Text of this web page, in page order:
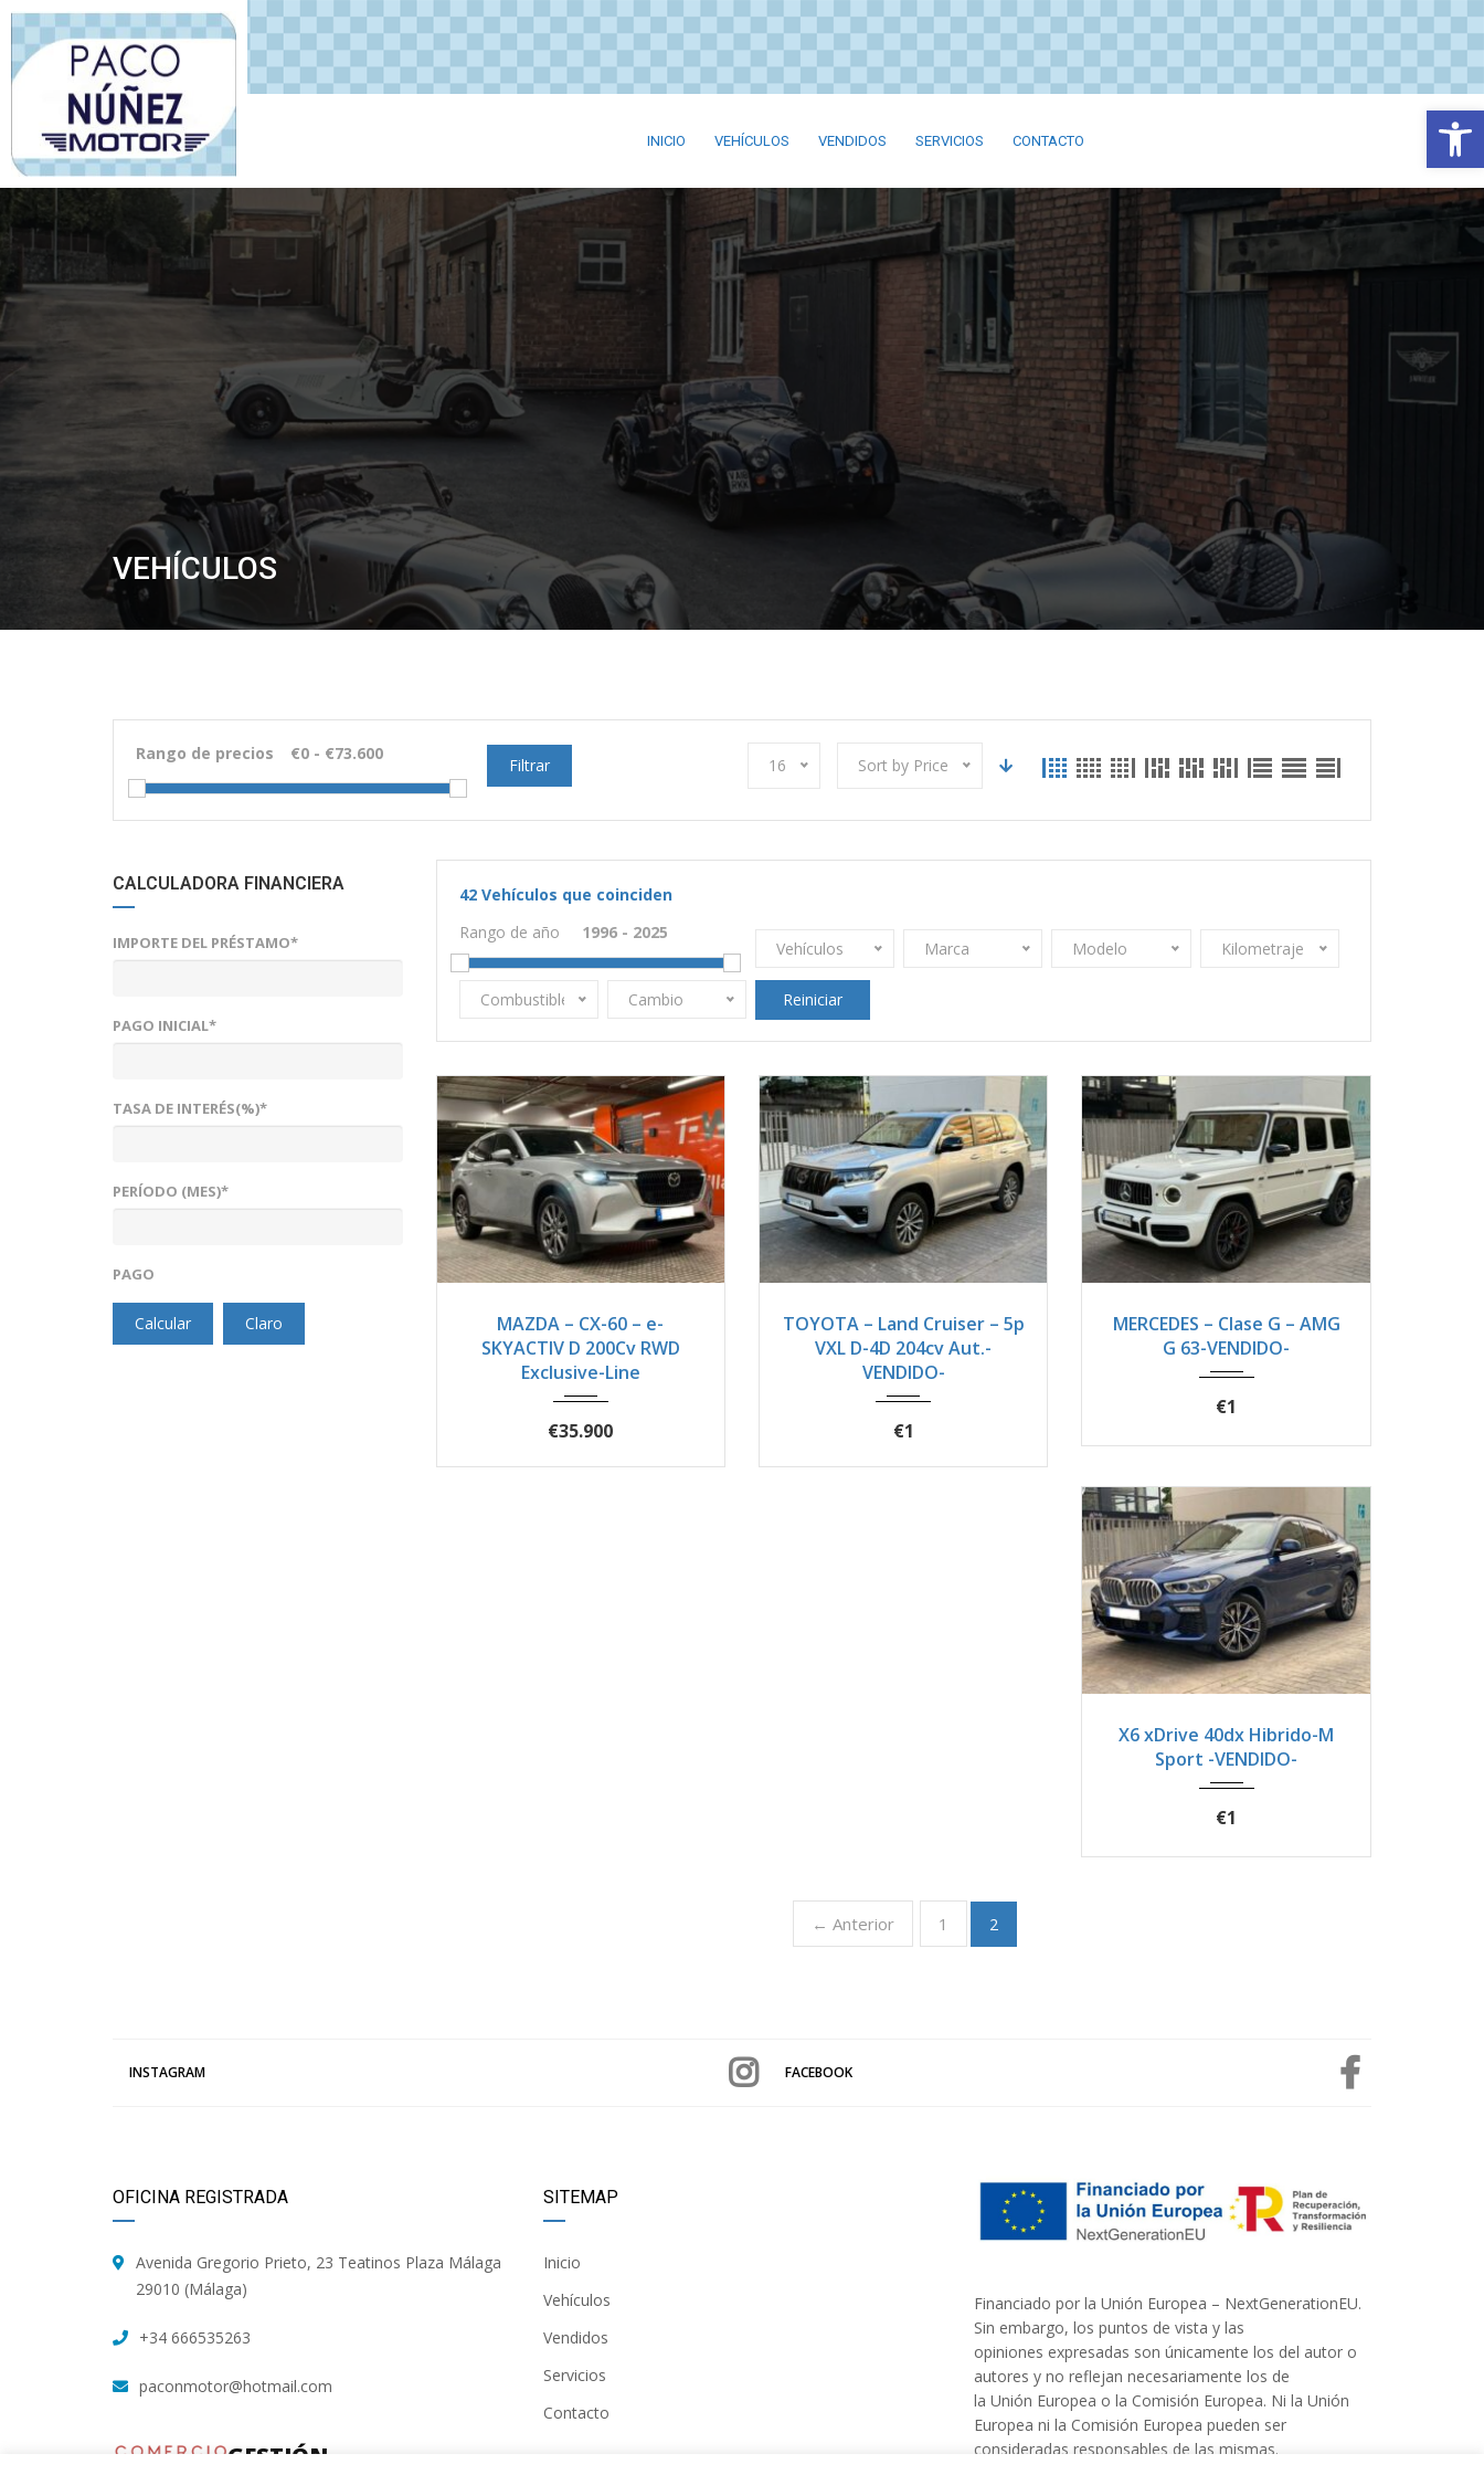
INICIO VEHÍCULOS VENDIDOS SERVICIOS CONTACTO
VEHÍCULOS
Rango de precios
Filtrar 16 Sort by Price
CALCULADORA FINANCIERA
IMPORTE DEL PRÉSTAMO*
PAGO INICIAL*
TASA DE INTERÉS(%)*
PERÍODO (MES)*
PAGO
Calcular Claro
42 Vehículos que coinciden
Rango de año
Vehículos Marca Modelo Kilometraje
Combustible Cambio Reiniciar
MAZDA – CX-60 – e-
SKYACTIV D 200Cv RWD
Exclusive-Line
€35.900
TOYOTA – Land Cruiser – 5p
VXL D-4D 204cv Aut.-
VENDIDO-
€1
MERCEDES – Clase G – AMG
G 63-VENDIDO-
€1
X6 xDrive 40dx Hibrido-M
Sport -VENDIDO-
€1
← Anterior 1 2
INSTAGRAM FACEBOOK
OFICINA REGISTRADA
Avenida Gregorio Prieto, 23 Teatinos Plaza Málaga
29010 (Málaga)
+34 666535263
paconmotor@hotmail.com
GESTIÓN
SITEMAP
Inicio
Vehículos
Vendidos
Servicios
Contacto
Financiado por la Unión Europea – NextGenerationEU.
Sin embargo, los puntos de vista y las
opiniones expresadas son únicamente los del autor o
autores y no reflejan necesariamente los de
la Unión Europea o la Comisión Europea. Ni la Unión
Europea ni la Comisión Europea pueden ser
consideradas responsables de las mismas.